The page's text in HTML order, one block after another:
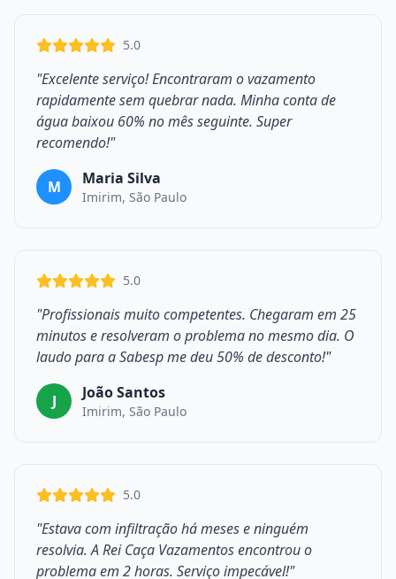
5.0
"Excelente serviço! Encontraram o vazamento
rapidamente sem quebrar nada. Minha conta de
água baixou 60% no mês seguinte. Super
recomendo!"
M Maria Silva
Imirim, São Paulo
5.0
"Profissionais muito competentes. Chegaram em 25
minutos e resolveram o problema no mesmo dia. O
laudo para a Sabesp me deu 50% de desconto!"
J João Santos
Imirim, São Paulo
5.0
"Estava com infiltração há meses e ninguém
resolvia. A Rei Caça Vazamentos encontrou o
problema em 2 horas. Serviço impecável!"